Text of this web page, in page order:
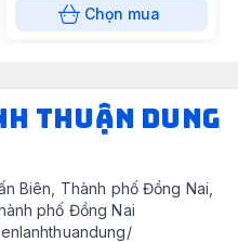
Chọn mua
THUẬN DUNG
Biên, Thành phố Đồng Nai,
phố Đồng Nai